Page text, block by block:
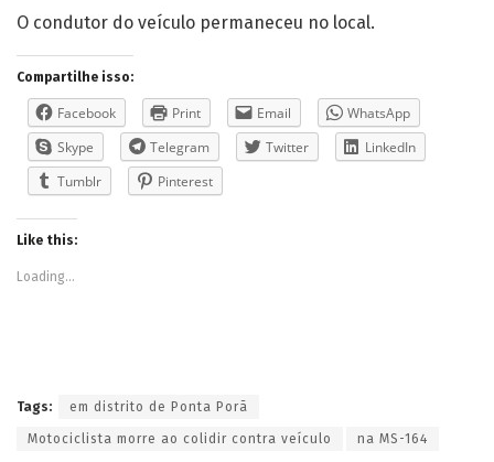
O condutor do veículo permaneceu no local.
Compartilhe isso:
Facebook Print Email
WhatsApp
Skype
Telegram Twitter
LinkedIn
Tumblr
Pinterest
Like this:
Loading...
Tags: em distrito de Ponta Porã
Motociclista morre ao colidir contra veículo na MS-164